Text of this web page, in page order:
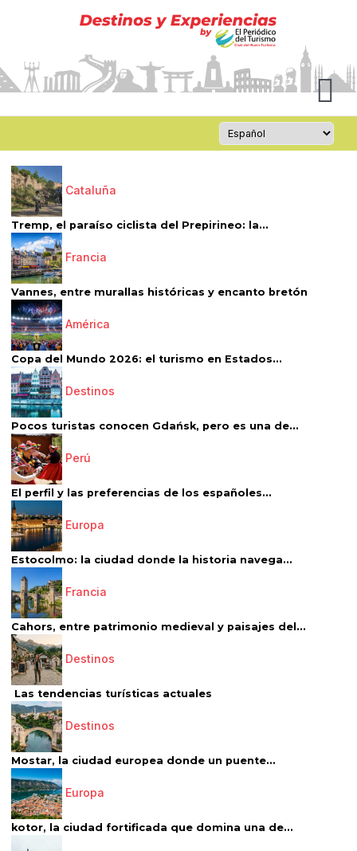
Cataluña
Tremp, el paraíso ciclista del Prepirineo: la...
Francia
Vannes, entre murallas históricas y encanto bretón
América
Copa del Mundo 2026: el turismo en Estados...
Destinos
Pocos turistas conocen Gdańsk, pero es una de...
Perú
El perfil y las preferencias de los españoles...
Europa
Estocolmo: la ciudad donde la historia navega...
Francia
Cahors, entre patrimonio medieval y paisajes del...
Destinos
Las tendencias turísticas actuales
Destinos
Mostar, la ciudad europea donde un puente...
Europa
kotor, la ciudad fortificada que domina una de...